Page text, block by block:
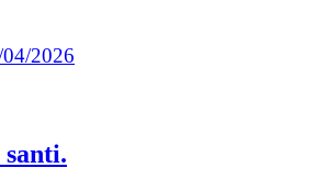
2026
santi.